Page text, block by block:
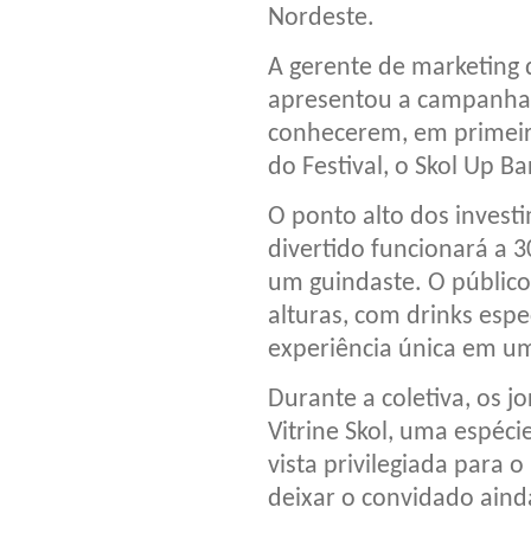
Nordeste.
A gerente de marketing
apresentou a
conhecerem, em
do Festival, o Skol Up
O ponto alto dos
divertido funcionará a
um guindaste. O
alturas, com drinks
experiência única em
Durante a coletiva, os
Vitrine Skol, uma
vista privilegiada para
deixar o convidado